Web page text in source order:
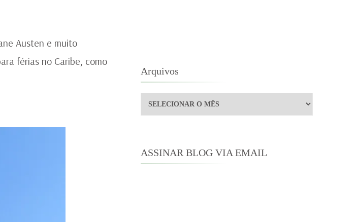
Austen e muito
férias no Caribe, como
Arquivos
Arquivos
ASSINAR BLOG VIA EMAIL